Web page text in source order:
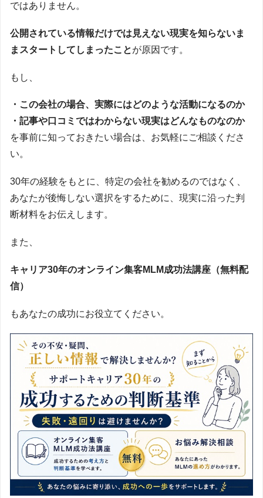
ではありません。
公開されている情報だけでは見えない現実を知らないま
まスタートしてしまったことが原因です。
もし、
・この会社の場合、実際にはどのような活動になるのか
・記事や口コミではわからない現実はどんなものなのか
を事前に知っておきたい場合は、お気軽にご相談くださ
い。
30年の経験をもとに、特定の会社を勧めるのではなく、
あなたが後悔しない選択をするために、現実に沿った判
断材料をお伝えします。
また、
キャリア30年のオンライン集客MLM成功法講座（無料配
信）
もあなたの成功にお役立てください。